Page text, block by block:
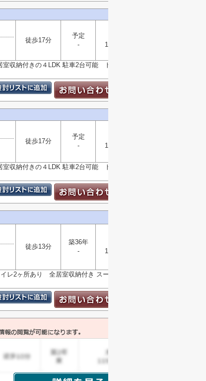
徒歩17分
予定
-
102.26㎡
収納付きの４LDK 駐車2台可能 トイレ２ヶ
徒歩17分
予定
-
103.51㎡
収納付きの４LDK 駐車2台可能 トイレ２ヶ
徒歩13分
築36年
-
110.05㎡
レ2ヶ所あり 全居室収納付き スーパー・コ